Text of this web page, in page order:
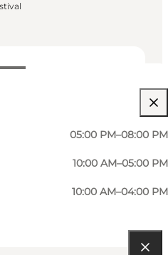
05:00 PM–08:00 PM
10:00 AM–05:00 PM
10:00 AM–04:00 PM